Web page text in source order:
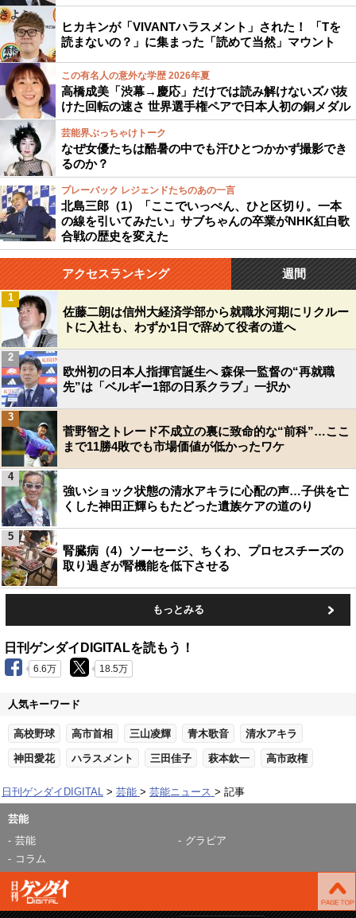
ヒカキンが「VIVANTハラスメント」された！ 「Tを
読まないの？」に集まった「読めて当然」マウント
この有名人の意外な学歴 2026年夏
高橋成美「渋幕→慶応」だけでは読み解けないズバ抜
けた回転の速さ 世界選手権ペアで日本人初の銅メダル
芸能界ぶっちゃけトーク
なぜ女優たちは酷暑の中でも汗ひとつかかず撮影でき
るのか？
プレーバック レジェンドたちのあの一言
北島三郎（1）「ここでいっぺん、ひと区切り。一本
の線を引いてみたい」サブちゃんの卒業がNHK紅白歌
合戦の歴史を変えた
アクセスランキング 週間
佐藤二朗は信州大経済学部から就職氷河期にリクルー
トに入社も、わずか1日で辞めて役者の道へ
1
欧州初の日本人指揮官誕生へ 森保一監督の“再就職
先”は「ベルギー1部の日系クラブ」一択か
2
菅野智之トレード不成立の裏に致命的な“前科”…ここ
まで11勝4敗でも市場価値が低かったワケ
3
強いショック状態の清水アキラに心配の声…子供を亡
くした神田正輝らもたどった遺族ケアの道のり
4
腎臓病（4）ソーセージ、ちくわ、プロセスチーズの
取り過ぎが腎機能を低下させる
5
もっとみる
日刊ゲンダイDIGITALを読もう！
6.6万 18.5万
人気キーワード
高校野球 高市首相 三山凌輝 青木歌音 清水アキラ
神田愛花 ハラスメント 三田佳子 萩本欽一 高市政権
日刊ゲンダイDIGITAL 芸能 芸能ニュース 記事
芸能
芸能
グラビア
コラム